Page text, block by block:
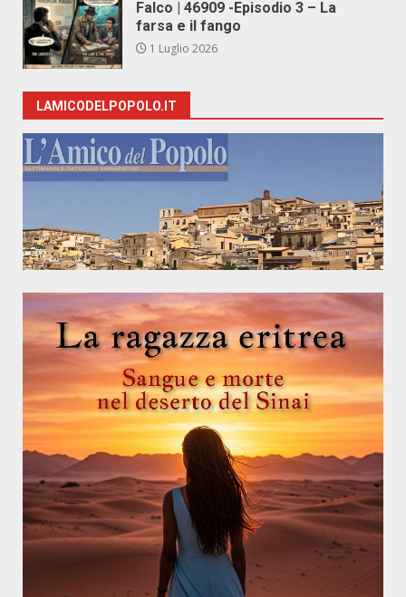
Falco | 46909 -Episodio 3 – La
farsa e il fango
1 Luglio 2026
LAMICODELPOPOLO.IT